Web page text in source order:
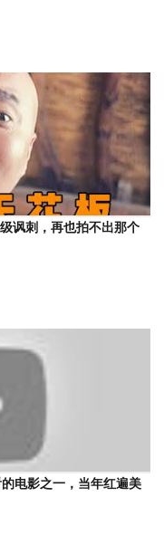
讽刺，再也拍不出那个
电影之一，当年红遍美